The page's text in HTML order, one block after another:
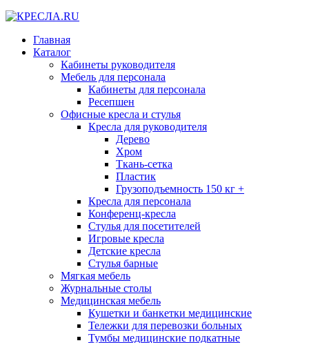
Главная
Каталог
Кабинеты руководителя
Мебель для персонала
Кабинеты для персонала
Ресепшен
Офисные кресла и стулья
Кресла для руководителя
Дерево
Хром
Ткань-сетка
Пластик
Грузоподъемность 150 кг +
Кресла для персонала
Конференц-кресла
Стулья для посетителей
Игровые кресла
Детские кресла
Стулья барные
Мягкая мебель
Журнальные столы
Медицинская мебель
Кушетки и банкетки медицинские
Тележки для перевозки больных
Тумбы медицинские подкатные